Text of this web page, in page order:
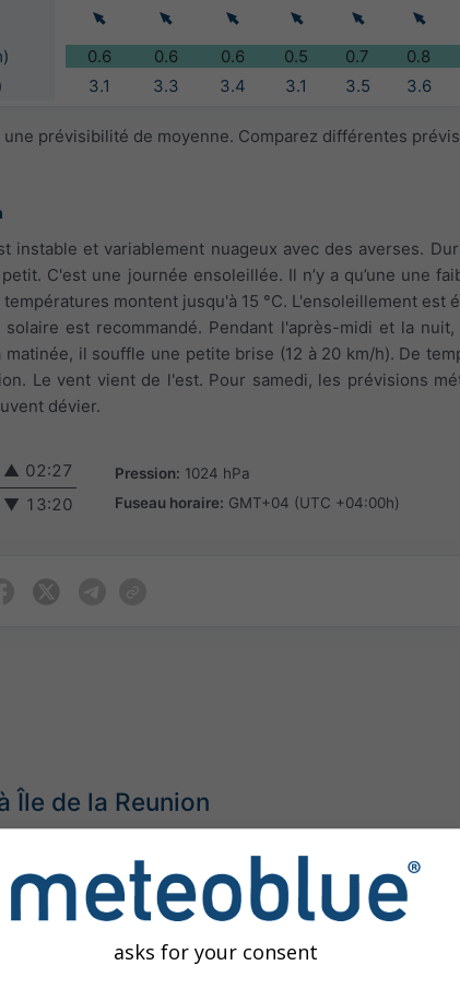
0.6 0.6 0.6 0.5 0.7 0.8
3.1 3.3 3.4 3.1 3.5 3.6
prévisibilité de moyenne. Comparez différentes
instable et variablement nuageux avec des averses.
C'est une journée ensoleillée. Il n’y a qu’une une
montent jusqu'à 15 °C. L'ensoleillement est
est recommandé. Pendant l'après-midi et la
il souffle une petite brise (12 à 20 km/h). De
Le vent vient de l'est. Pour samedi, les prévisions
dévier.
▲ 02:27
▼ 13:20
Pression: 1024 hPa
Fuseau horaire: GMT+04 (UTC +04:00h)
Île de la Reunion
asks for your consent